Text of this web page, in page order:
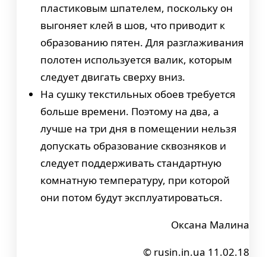
пластиковым шпателем, поскольку он
выгоняет клей в шов, что приводит к
образованию пятен. Для разглаживания
полотен используется валик, которым
следует двигать сверху вниз.
На сушку текстильных обоев требуется
больше времени. Поэтому на два, а
лучше на три дня в помещении нельзя
допускать образование сквозняков и
следует поддерживать стандартную
комнатную температуру, при которой
они потом будут эксплуатироваться.
Оксана Малина
© rusin.in.ua 11.02.18